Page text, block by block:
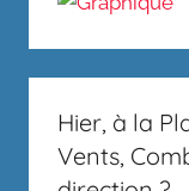
Hier, à la
Vents,